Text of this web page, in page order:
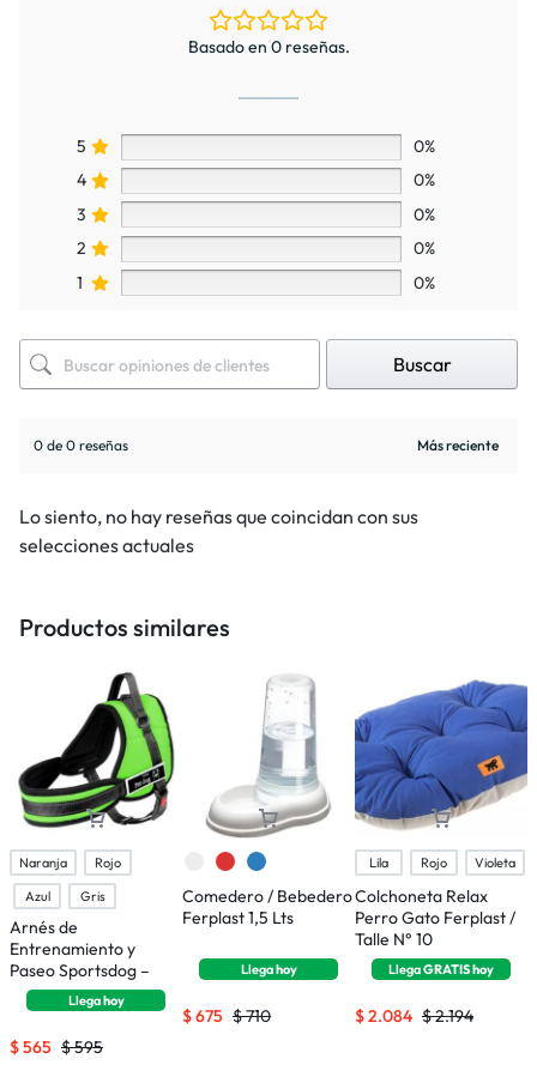
Basado en 0 reseñas.
5
0%
4
0%
3
0%
2
0%
1
0%
Buscar
0 de 0 reseñas
Lo siento, no hay reseñas que coincidan con sus
selecciones actuales
Productos similares
Naranja
Rojo
Azul
Gris
Arnés de
Entrenamiento y
Paseo Sportsdog –
Talle S
Llegahoy
$595
$565
Comedero / Bebedero
Ferplast 1,5 Lts
Llegahoy
$710
$675
Lila Rojo Violeta
Colchoneta Relax
Perro Gato Ferplast /
Talle N° 10
LlegaGRATIShoy
$2.194
$2.084